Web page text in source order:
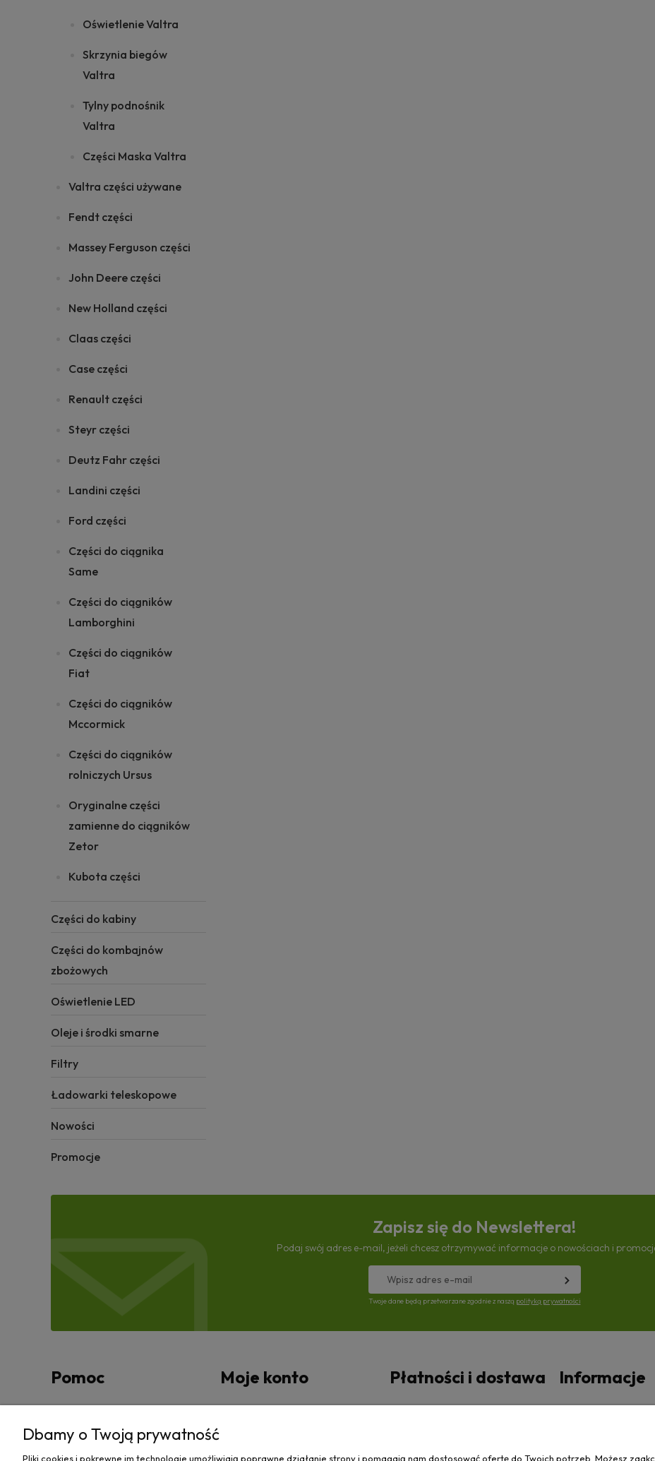
Oświetlenie Valtra
Skrzynia biegów
Valtra
Tylny podnośnik
Valtra
Części Maska Valtra
Valtra części używane
Fendt części
Massey Ferguson części
John Deere części
New Holland części
Claas części
Case części
Renault części
Steyr części
Deutz Fahr części
Landini części
Ford części
Części do ciągnika
Same
Części do ciągników
Lamborghini
Części do ciągników
Fiat
Części do ciągników
Mccormick
Części do ciągników
rolniczych Ursus
Oryginalne części
zamienne do ciągników
Zetor
Kubota części
Części do kabiny
Części do kombajnów
zbożowych
Oświetlenie LED
Oleje i środki smarne
Filtry
Ładowarki teleskopowe
Nowości
Promocje
Zapisz się do Newslettera!
Podaj swój adres e-mail, jeżeli chcesz otrzymywać informacje o nowościach i
Twoje dane będą przetwarzane zgodnie z naszą polityką prywatności
Pomoc
Regulamin
Moje konto Płatności i dostawa Informacje
Dbamy o Twoją prywatność
Pliki cookies i pokrewne im technologie umożliwiają poprawne działanie strony i pomagają nam dostosować ofertę do Twoich potrzeb. Możesz